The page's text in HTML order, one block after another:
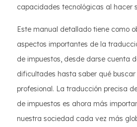
capacidades tecnológicas al hacer
Este manual detallado tiene como
aspectos importantes de la
de impuestos, desde darse cuenta
dificultades hasta saber qué
profesional. La traducción precisa
de impuestos es ahora más
nuestra sociedad cada vez más